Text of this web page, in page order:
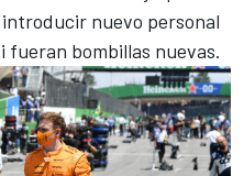
nuevo personal
fueran bombillas nuevas.